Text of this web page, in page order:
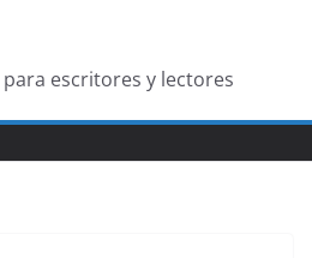
escritores y lectores